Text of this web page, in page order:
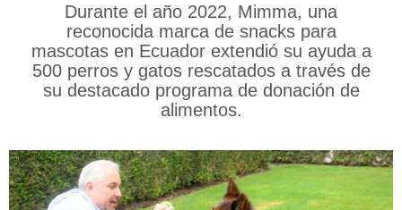
Durante el año 2022, Mimma, una
reconocida marca de snacks para
mascotas en Ecuador extendió su ayuda a
500 perros y gatos rescatados a través de
su destacado programa de donación de
alimentos.